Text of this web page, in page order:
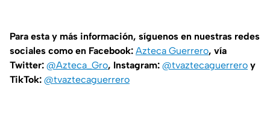
Para esta y más información, síguenos en nuestras redes
sociales como en Facebook: Azteca Guerrero, vía
Twitter: @Azteca_Gro, Instagram: @tvaztecaguerrero y
TikTok: @tvaztecaguerrero